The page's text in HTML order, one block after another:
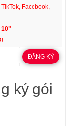
TikTok, Facebook,
10"
ĐĂNG KÝ
ký gói